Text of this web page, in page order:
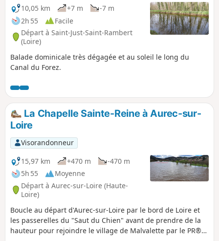
10,05 km +7 m
-7 m
2h 55
Facile
Départ à Saint-Just-Saint-Rambert
(Loire)
Balade dominicale très dégagée et au soleil le long du
Canal du Forez.
La Chapelle Sainte-Reine à Aurec-sur-
Loire
Visorandonneur
15,97 km
+470 m
-470 m
5h 55
Moyenne
Départ à Aurec-sur-Loire (Haute-
Loire)
Boucle au départ d'Aurec-sur-Loire par le bord de Loire et
les passerelles du "Saut du Chien" avant de prendre de la
hauteur pour rejoindre le village de Malvalette par le PR®®